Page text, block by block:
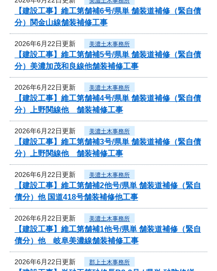
【建設工事】維工第舗補6号/県単 舗装道補修（緊自債
分）関金山線舗装補修工事
2026年6月22日更新 美濃土木事務所
【建設工事】維工第舗補5号/県単 舗装道補修（緊自債
分）美濃加茂和良線他舗装補修工事
2026年6月22日更新 美濃土木事務所
【建設工事】維工第舗補4号/県単 舗装道補修（緊自債
分）上野関線他 舗装補修工事
2026年6月22日更新 美濃土木事務所
【建設工事】維工第舗補3号/県単 舗装道補修（緊自債
分）上野関線他 舗装補修工事
2026年6月22日更新 美濃土木事務所
【建設工事】維工第舗補2他号/県単 舗装道補修（緊自
債分）他 国道418号舗装補修他工事
2026年6月22日更新 美濃土木事務所
【建設工事】維工第舗補1他号/県単 舗装道補修（緊自
債分）他 岐阜美濃線舗装補修工事
2026年6月22日更新 郡上土木事務所